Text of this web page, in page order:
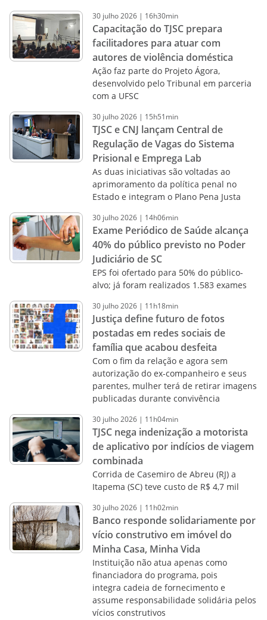
30 julho2026 | 16h30min
Capacitação do TJSC prepara
facilitadores para atuar com
autores de violência doméstica
Ação faz parte do Projeto Ágora,
desenvolvido pelo Tribunal em parceria
com a UFSC
30 julho2026 | 15h51min
TJSC e CNJ lançam Central de
Regulação de Vagas do Sistema
Prisional e Emprega Lab
As duas iniciativas são voltadas ao
aprimoramento da política penal no
Estado e integram o Plano Pena Justa
30 julho2026 | 14h06min
Exame Periódico de Saúde alcança
40% do público previsto no Poder
Judiciário de SC
EPS foi ofertado para 50% do público-
alvo; já foram realizados 1.583 exames
30 julho2026 | 11h18min
Justiça define futuro de fotos
postadas em redes sociais de
família que acabou desfeita
Com o fim da relação e agora sem
autorização do ex-companheiro e seus
parentes, mulher terá de retirar imagens
publicadas durante convivência
30 julho2026 | 11h04min
TJSC nega indenização a motorista
de aplicativo por indícios de viagem
combinada
Corrida de Casemiro de Abreu (RJ) a
Itapema (SC) teve custo de R$ 4,7 mil
30 julho2026 | 11h02min
Banco responde solidariamente por
vício construtivo em imóvel do
Minha Casa, Minha Vida
Instituição não atua apenas como
financiadora do programa, pois
integra cadeia de fornecimento e
assume responsabilidade solidária pelos
vícios construtivos